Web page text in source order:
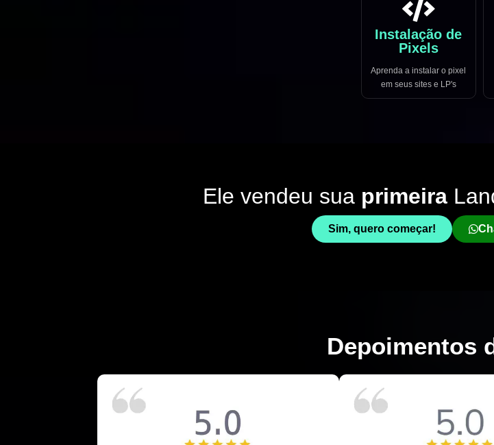
Instalação de
Pixels
Aprenda a instalar o pixel
em seus sites e LP's
Ele vendeu sua primeira
Sim, quero começar!
Depoimentos